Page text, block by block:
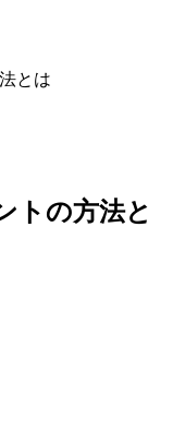
とは
トの方法と